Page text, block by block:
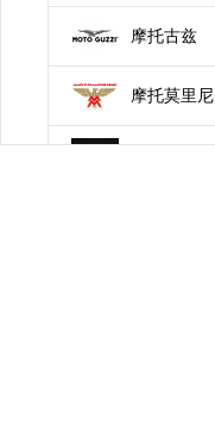
摩托古兹
摩托莫里尼